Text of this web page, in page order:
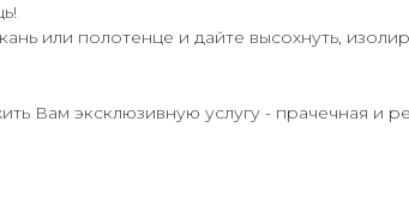
или полотенце и дайте высохнуть,
Вам эксклюзивную услугу - прачечная и